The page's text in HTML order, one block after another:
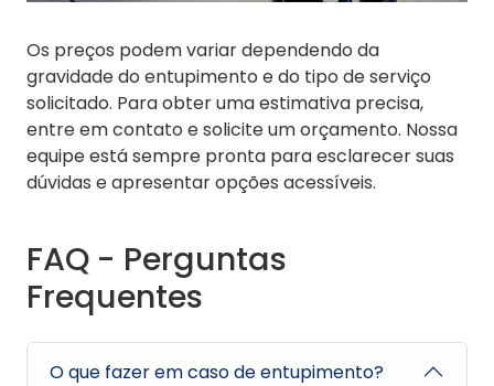
Os preços podem variar dependendo da
gravidade do entupimento e do tipo de serviço
solicitado. Para obter uma estimativa precisa,
entre em contato e solicite um orçamento. Nossa
equipe está sempre pronta para esclarecer suas
dúvidas e apresentar opções acessíveis.
FAQ - Perguntas
Frequentes
O que fazer em caso de entupimento?